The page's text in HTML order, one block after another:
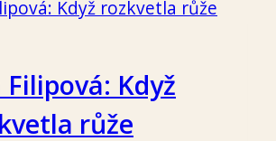
Filipová: Když
růže